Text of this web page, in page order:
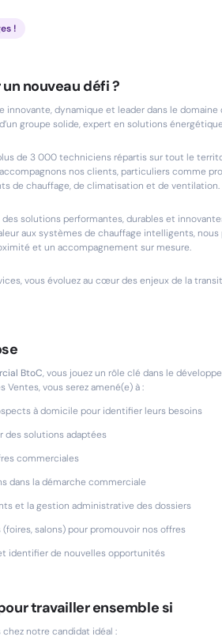
!
nouveau défi ?
dynamique et leader dans le domaine
groupe solide, expert en solutions
de 3 000 techniciens répartis sur tout le
nos clients, particuliers comme
de chauffage, de climatisation et de ventilation.
solutions performantes, durables et
aux systèmes de chauffage intelligents,
et un accompagnement sur mesure.
vous évoluez au cœur des enjeux de la
BtoC, vous jouez un rôle clé dans le
Ventes, vous serez amené(e) à :
à domicile pour identifier leurs besoins
des solutions adaptées
commerciales
dans la démarche commerciale
et la gestion administrative des dossiers
salons) pour promouvoir nos offres
identifier de nouvelles opportunités
travailler ensemble si
notre candidat idéal :